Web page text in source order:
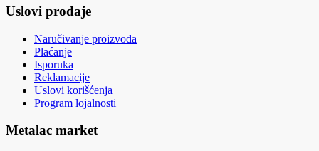
Uslovi prodaje
Naručivanje proizvoda
Plaćanje
Isporuka
Reklamacije
Uslovi korišćenja
Program lojalnosti
Metalac market